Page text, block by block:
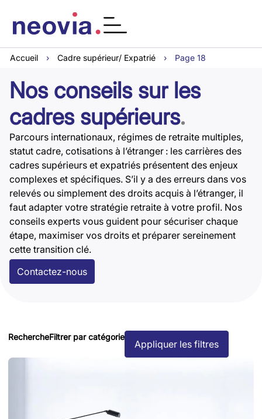
Accueil › Cadre supérieur/ Expatrié › Page 18
Nos conseils sur les
cadres supérieurs.
Parcours internationaux, régimes de retraite multiples,
statut cadre, cotisations à l’étranger : les carrières des
cadres supérieurs et expatriés présentent des enjeux
complexes et spécifiques. S’il y a des erreurs dans vos
relevés ou simplement des droits acquis à l’étranger, il
faut adapter votre stratégie retraite à votre profil. Nos
conseils experts vous guident pour sécuriser chaque
étape, maximiser vos droits et préparer sereinement
cette transition clé.
Contactez-nous
RechercheFiltrer par catégorie
Appliquer les filtres